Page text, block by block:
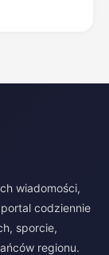
wiadomości,
codziennie
sporcie,
regionu.